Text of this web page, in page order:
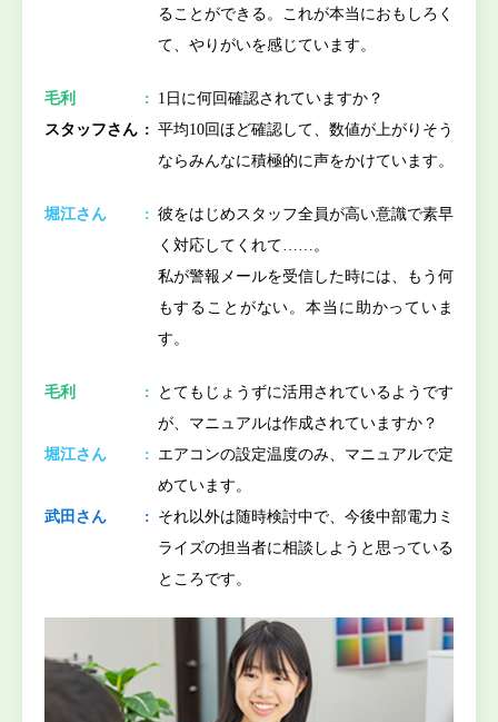
ることができる。これが本当におもしろく
て、やりがいを感じています。
毛利
1日に何回確認されていますか？
スタッフさん
平均10回ほど確認して、数値が上がりそう
ならみんなに積極的に声をかけています。
堀江さん
彼をはじめスタッフ全員が高い意識で素早
く対応してくれて……。
私が警報メールを受信した時には、もう何
もすることがない。本当に助かっていま
す。
毛利
とてもじょうずに活用されているようです
が、マニュアルは作成されていますか？
堀江さん
エアコンの設定温度のみ、マニュアルで定
めています。
武田さん
それ以外は随時検討中で、今後中部電力ミ
ライズの担当者に相談しようと思っている
ところです。